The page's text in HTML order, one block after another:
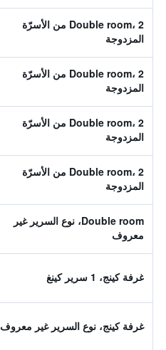
Double room، 2 من الأسرّة
المزدوجة
Double room، 2 من الأسرّة
المزدوجة
Double room، 2 من الأسرّة
المزدوجة
Double room، 2 من الأسرّة
المزدوجة
Double room، نوع السرير غير
معروف
غرفة كينج، 1 سرير كينغ
غرفة كينج، نوع السرير غير معروف